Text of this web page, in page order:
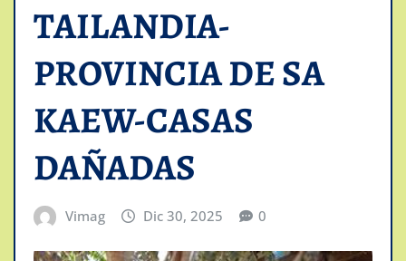
TAILANDIA-
PROVINCIA DE SA
KAEW-CASAS
DAÑADAS
Vimag Dic 30, 2025 0